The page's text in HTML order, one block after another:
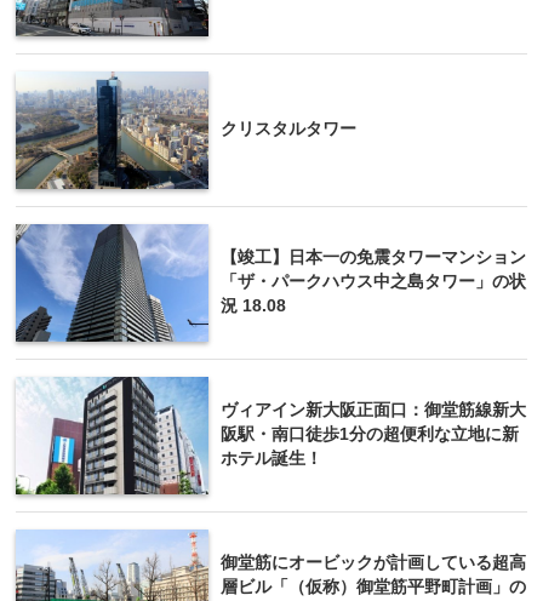
クリスタルタワー
【竣工】日本一の免震タワーマンション
「ザ・パークハウス中之島タワー」の状
況 18.08
ヴィアイン新大阪正面口：御堂筋線新大
阪駅・南口徒歩1分の超便利な立地に新
ホテル誕生！
御堂筋にオービックが計画している超高
層ビル「（仮称）御堂筋平野町計画」の